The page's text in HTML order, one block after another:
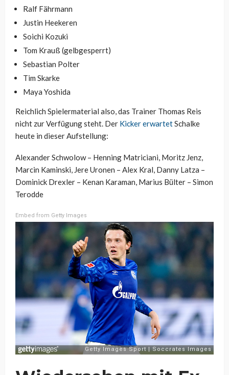
Ralf Fährmann
Justin Heekeren
Soichi Kozuki
Tom Krauß (gelbgesperrt)
Sebastian Polter
Tim Skarke
Maya Yoshida
Reichlich Spielermaterial also, das Trainer Thomas Reis
nicht zur Verfügung steht. Der Kicker erwartetSchalke
heute in dieser Aufstellung:
Alexander Schwolow – Henning Matriciani, Moritz Jenz,
Marcin Kaminski, Jere Uronen – Alex Kral, Danny Latza –
Dominick Drexler – Kenan Karaman, Marius Bülter – Simon
Terodde
Embed from Getty Images